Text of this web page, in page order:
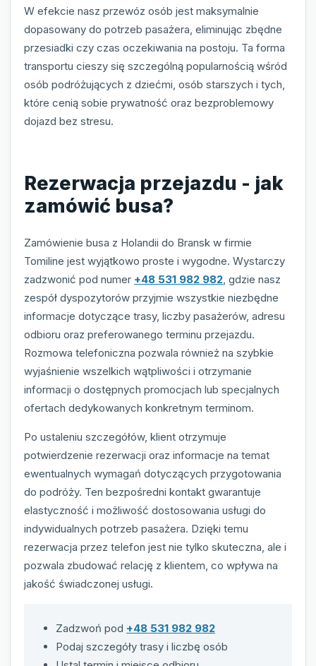
W efekcie nasz przewóz osób jest maksymalnie
dopasowany do potrzeb pasażera, eliminując zbędne
przesiadki czy czas oczekiwania na postoju. Ta forma
transportu cieszy się szczególną popularnością wśród
osób podróżujących z dziećmi, osób starszych i tych,
które cenią sobie prywatność oraz bezproblemowy
dojazd bez stresu.
Rezerwacja przejazdu - jak
zamówić busa?
Zamówienie busa z Holandii do Bransk w firmie
Tomiline jest wyjątkowo proste i wygodne. Wystarczy
zadzwonić pod numer +48 531 982 982 , gdzie nasz
zespół dyspozytorów przyjmie wszystkie niezbędne
informacje dotyczące trasy, liczby pasażerów, adresu
odbioru oraz preferowanego terminu przejazdu.
Rozmowa telefoniczna pozwala również na szybkie
wyjaśnienie wszelkich wątpliwości i otrzymanie
informacji o dostępnych promocjach lub specjalnych
ofertach dedykowanych konkretnym terminom.
Po ustaleniu szczegółów, klient otrzymuje
potwierdzenie rezerwacji oraz informacje na temat
ewentualnych wymagań dotyczących przygotowania
do podróży. Ten bezpośredni kontakt gwarantuje
elastyczność i możliwość dostosowania usługi do
indywidualnych potrzeb pasażera. Dzięki temu
rezerwacja przez telefon jest nie tylko skuteczna, ale i
pozwala zbudować relację z klientem, co wpływa na
jakość świadczonej usługi.
Zadzwoń pod +48 531 982 982
Podaj szczegóły trasy i liczbę osób